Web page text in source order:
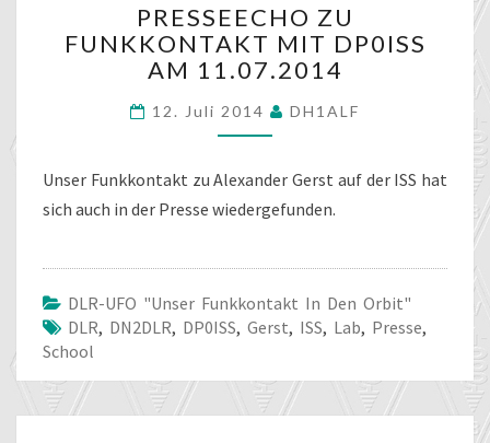
ZU
FUNKKONTAKT
MIT
AM
11.07.2014
PRESSEECHO ZU
FUNKKONTAKT MIT DP0ISS
AM 11.07.2014
12. Juli 2014 DH1ALF
Unser Funkkontakt zu Alexander Gerst auf der ISS hat
sich auch in der Presse wiedergefunden.
DLR-UFO "unser Funkkontakt In Den Orbit"
DLR, DN2DLR, DP0ISS, Gerst, ISS, Lab, Presse,
School